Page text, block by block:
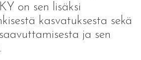
on sen lisäksi
kasvatuksesta sekä
ja sen